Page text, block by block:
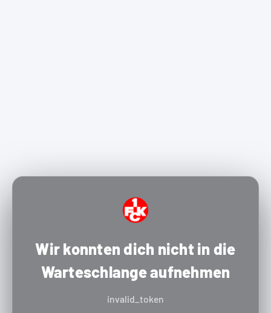
Wir konnten dich nicht in die
Warteschlange aufnehmen
invalid_token